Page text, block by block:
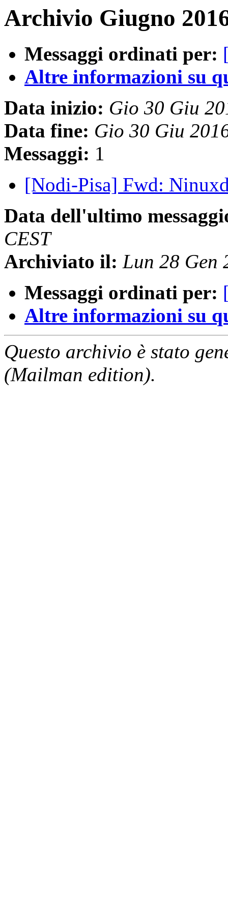
Archivio Giugno
Messaggi ordinati per:
Altre informazioni su
Data inizio: Gio 30 Giu
Data fine: Gio 30 Giu
Messaggi: 1
[Nodi-Pisa] Fwd:
Data dell'ultimo
CEST
Archiviato il: Lun 28 Gen
Messaggi ordinati per:
Altre informazioni su
Questo archivio è stato
(Mailman edition).